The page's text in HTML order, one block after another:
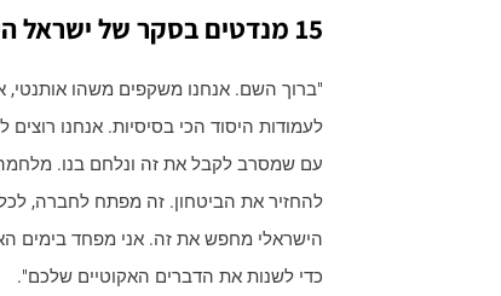
15 מנדטים בסקר של ישראל היום ואתם בישורת האחרונה ואתם הולכים ועולים:
"ברוך השם. אנחנו משקפים משהו אותנטי,
לעמודות היסוד הכי בסיסיות. אנחנו
עם שמסרב לקבל את זה ונלחם בנו. מלחמה
להחזיר את הביטחון. זה מפתח לחברה,
הישראלי מחפש את זה. אני מפחד בימים
כדי לשנות את הדברים האקוטיים שלכם".